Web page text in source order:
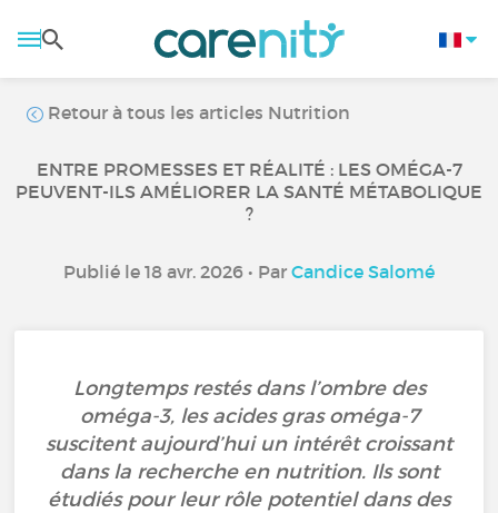
Retour à tous les articles Nutrition
ENTRE PROMESSES ET RÉALITÉ : LES OMÉGA-7
PEUVENT-ILS AMÉLIORER LA SANTÉ MÉTABOLIQUE
?
Publié le 18 avr. 2026 • Par Candice Salomé
Longtemps restés dans l’ombre des
oméga-3, les acides gras oméga-7
suscitent aujourd’hui un intérêt croissant
dans la recherche en nutrition. Ils sont
étudiés pour leur rôle potentiel dans des